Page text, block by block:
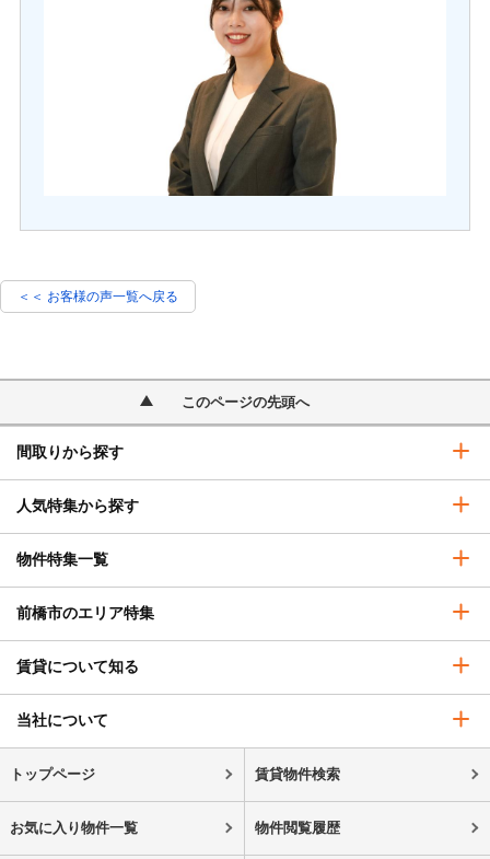
＜＜ お客様の声一覧へ戻る
このページの先頭へ
間取りから探す
人気特集から探す
物件特集一覧
前橋市のエリア特集
賃貸について知る
当社について
トップページ 賃貸物件検索
お気に入り物件一覧 物件閲覧履歴